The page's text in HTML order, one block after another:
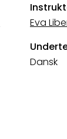
Eva
Dansk